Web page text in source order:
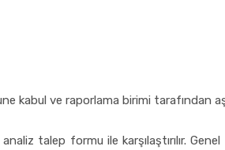
kabul ve raporlama birimi tarafından
talep formu ile karşılaştırılır.